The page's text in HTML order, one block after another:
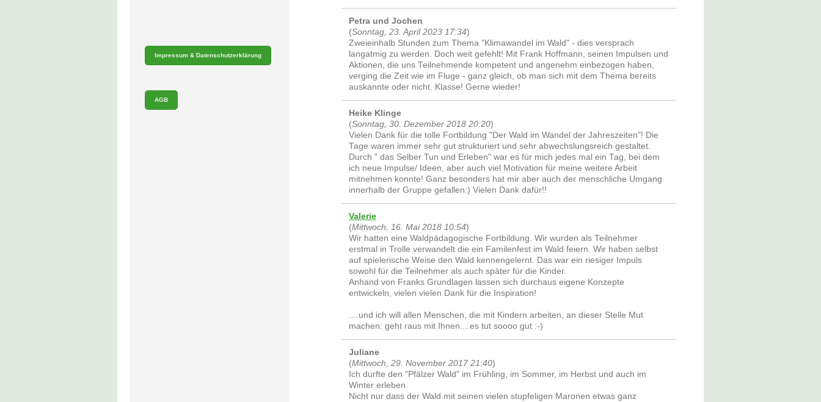
Petra und Jochen
(Sonntag, 23. April 2023 17:34)
Zweieinhalb Stunden zum Thema "Klimawandel im Wald" - dies versprach
langatmig zu werden. Doch weit gefehlt! Mit Frank Hoffmann, seinen Impulsen und
Aktionen, die uns Teilnehmende kompetent und angenehm einbezogen haben,
verging die Zeit wie im Fluge - ganz gleich, ob man sich mit dem Thema bereits
auskannte oder nicht. Klasse! Gerne wieder!
Heike Klinge
(Sonntag, 30. Dezember 2018 20:20)
Vielen Dank für die tolle Fortbildung "Der Wald im Wandel der Jahreszeiten"! Die
Tage waren immer sehr gut strukturiert und sehr abwechslungsreich gestaltet.
Durch " das Selber Tun und Erleben" war es für mich jedes mal ein Tag, bei dem
ich neue Impulse/ Ideen, aber auch viel Motivation für meine weitere Arbeit
mitnehmen konnte! Ganz besonders hat mir aber auch der menschliche Umgang
innerhalb der Gruppe gefallen:) Vielen Dank dafür!!
Valerie
(Mittwoch, 16. Mai 2018 10:54)
Wir hatten eine Waldpädagogische Fortbildung. Wir wurden als Teilnehmer
erstmal in Trolle verwandelt die ein Familenfest im Wald feiern. Wir haben selbst
auf spielerische Weise den Wald kennengelernt. Das war ein riesiger Impuls
sowohl für die Teilnehmer als auch später für die Kinder.
Anhand von Franks Grundlagen lassen sich durchaus eigene Konzepte
entwickeln, vielen vielen Dank für die Inspiration!
....und ich will allen Menschen, die mit Kindern arbeiten, an dieser Stelle Mut
machen: geht raus mit Ihnen....es tut soooo gut :-)
Juliane
(Mittwoch, 29. November 2017 21:40)
Ich durfte den "Pfälzer Wald" im Frühling, im Sommer, im Herbst und auch im
Winter erleben.
Nicht nur dass der Wald mit seinen vielen stupfeligen Maronen etwas ganz
Impressum & Datenschutzerklärung
AGB